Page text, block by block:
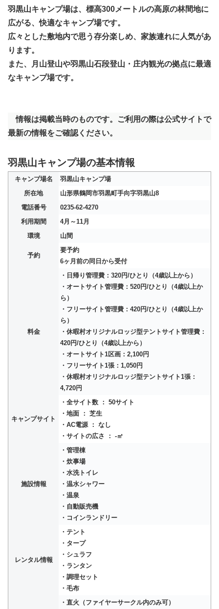
羽黒山キャンプ場は、標高300メートルの高原の林間地に
広がる、快適なキャンプ場です。
広々とした敷地内で思う存分楽しめ、家族連れに人気があ
ります。
また、月山登山や羽黒山石段登山・庄内観光の拠点に最適
なキャンプ場です。
情報は掲載当時のものです。ご利用の際は公式サイトで
最新の情報をご確認ください。
羽黒山キャンプ場の基本情報
キャンプ場名
羽黒山キャンプ場
所在地
山形県鶴岡市羽黒町手向字羽黒山8
電話番号
0235-62-4270
利用期間
4月～11月
環境
山間
予約
要予約
6ヶ月前の同日から受付
料金
・日帰り管理費：320円/ひとり（4歳以上から）
・オートサイト管理費：520円/ひとり（4歳以上か
ら）
・フリーサイト管理費：420円/ひとり（4歳以上か
ら）
・休暇村オリジナルロッジ型テントサイト管理費：
420円/ひとり（4歳以上から）
・オートサイト1区画：2,100円
・フリーサイト1張：1,050円
・休暇村オリジナルロッジ型テントサイト1張：
4,720円
キャンプサイト
・全サイト数 ： 50サイト
・地面 ： 芝生
・AC電源 ： なし
・サイトの広さ ： -㎡
施設情報
・管理棟
・炊事場
・水洗トイレ
・温水シャワー
・温泉
・自動販売機
・コインランドリー
レンタル情報
・テント
・タープ
・シュラフ
・ランタン
・調理セット
・毛布
・直火（ファイヤーサークル内のみ可）